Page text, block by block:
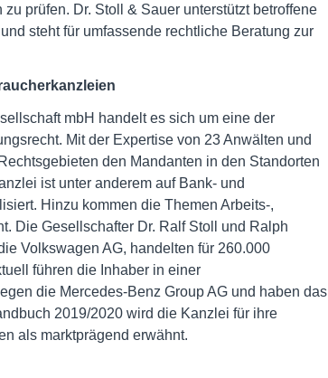
prüfen. Dr. Stoll & Sauer unterstützt betroffene
steht für umfassende rechtliche Beratung zur
mbH handelt es sich um eine der
Mit der Expertise von 23 Anwälten und
den Mandanten in den Standorten
ist unter anderem auf Bank- und
Hinzu kommen die Themen Arbeits-,
Die Gesellschafter Dr. Ralf Stoll und Ralph
Volkswagen AG, handelten für 260.000
führen die Inhaber in einer
die Mercedes-Benz Group AG und haben das
2019/2020 wird die Kanzlei für ihre
als marktprägend erwähnt.